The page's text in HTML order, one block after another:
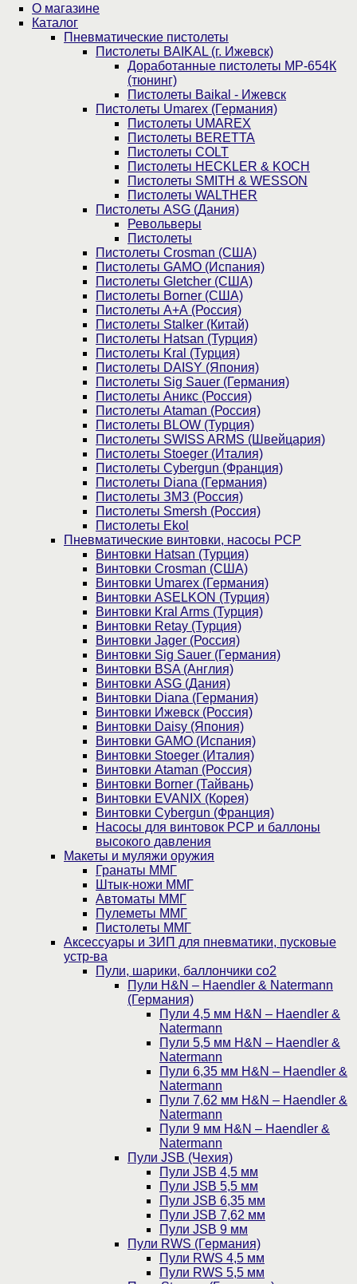
О магазине
Каталог
Пнев­ма­ти­чес­кие пистолеты
Пистолеты BAIKAL (г. Ижевск)
Доработанные пистолеты МР-654К
(тюнинг)
Пистолеты Baikal - Ижевск
Пистолеты Umarex (Германия)
Пистолеты UMAREX
Пистолеты BERETTA
Пистолеты COLT
Пистолеты HECKLER & KOCH
Пистолеты SMITH & WESSON
Пистолеты WALTHER
Пистолеты ASG (Дания)
Револьверы
Пистолеты
Пистолеты Crosman (США)
Пистолеты GAMO (Испания)
Пистолеты Gletcher (США)
Пистолеты Borner (США)
Пистолеты А+А (Россия)
Пистолеты Stalker (Китай)
Пистолеты Hatsan (Турция)
Пистолеты Kral (Турция)
Пистолеты DAISY (Япония)
Пистолеты Sig Sauer (Германия)
Пистолеты Аникс (Россия)
Пистолеты Ataman (Россия)
Пистолеты BLOW (Турция)
Пистолеты SWISS ARMS (Швейцария)
Пистолеты Stoeger (Италия)
Пистолеты Cybergun (Франция)
Пистолеты Diana (Германия)
Пистолеты ЗМЗ (Россия)
Пистолеты Smersh (Россия)
Пистолеты Ekol
Пневматические винтовки, насосы PCP
Винтовки Hatsan (Турция)
Винтовки Crosman (США)
Винтовки Umarex (Германия)
Винтовки ASELKON (Турция)
Винтовки Kral Arms (Турция)
Винтовки Retay (Турция)
Винтовки Jager (Россия)
Винтовки Sig Sauer (Германия)
Винтовки BSA (Англия)
Винтовки ASG (Дания)
Винтовки Diana (Германия)
Винтовки Ижевск (Россия)
Винтовки Daisy (Япония)
Винтовки GAMO (Испания)
Винтовки Stoeger (Италия)
Винтовки Ataman (Россия)
Винтовки Borner (Тайвань)
Винтовки EVANIX (Корея)
Винтовки Cybergun (Франция)
Насосы для винтовок PCP и баллоны
высокого давления
Макеты и муляжи оружия
Гранаты ММГ
Штык-ножи ММГ
Автоматы ММГ
Пулеметы ММГ
Пистолеты ММГ
Аксессуары и ЗИП для пневматики, пусковые
устр-ва
Пули, шарики, баллончики со2
Пули H&N – Haendler & Natermann
(Германия)
Пули 4,5 мм H&N – Haendler &
Natermann
Пули 5,5 мм H&N – Haendler &
Natermann
Пули 6,35 мм H&N – Haendler &
Natermann
Пули 7,62 мм H&N – Haendler &
Natermann
Пули 9 мм H&N – Haendler &
Natermann
Пули JSB (Чехия)
Пули JSB 4,5 мм
Пули JSB 5,5 мм
Пули JSB 6,35 мм
Пули JSB 7,62 мм
Пули JSB 9 мм
Пули RWS (Германия)
Пули RWS 4,5 мм
Пули RWS 5,5 мм